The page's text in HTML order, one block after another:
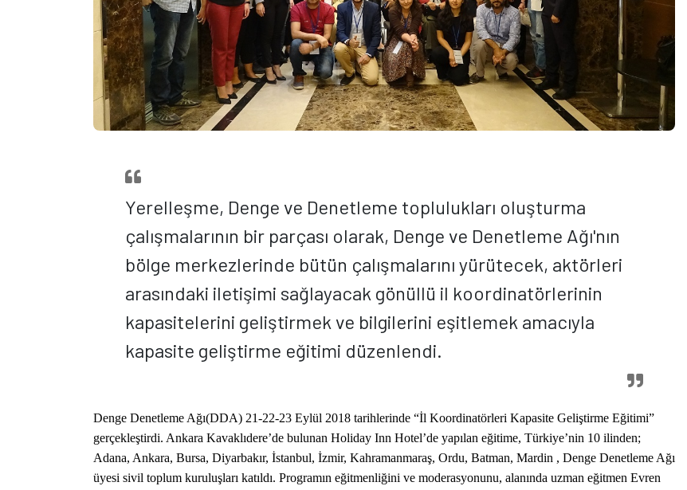
Yerelleşme, Denge ve Denetleme toplulukları oluşturma
çalışmalarının bir parçası olarak, Denge ve Denetleme Ağı'nın
bölge merkezlerinde bütün çalışmalarını yürütecek, aktörleri
arasındaki iletişimi sağlayacak gönüllü il koordinatörlerinin
kapasitelerini geliştirmek ve bilgilerini eşitlemek amacıyla
kapasite geliştirme eğitimi düzenlendi.
Denge Denetleme Ağı(DDA) 21-22-23 Eylül 2018 tarihlerinde “İl Koordinatörleri Kapasite Geliştirme Eğitimi”
gerçekleştirdi. Ankara Kavaklıdere’de bulunan Holiday Inn Hotel’de yapılan eğitime, Türkiye’nin 10 ilinden;
Adana, Ankara, Bursa, Diyarbakır, İstanbul, İzmir, Kahramanmaraş, Ordu, Batman, Mardin , Denge Denetleme Ağı
üyesi sivil toplum kuruluşları katıldı. Programın eğitmenliğini ve moderasyonunu, alanında uzman eğitmen Evren